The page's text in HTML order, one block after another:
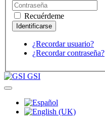
Recuérdeme
¿Recordar usuario?
¿Recordar contraseña?
GSI